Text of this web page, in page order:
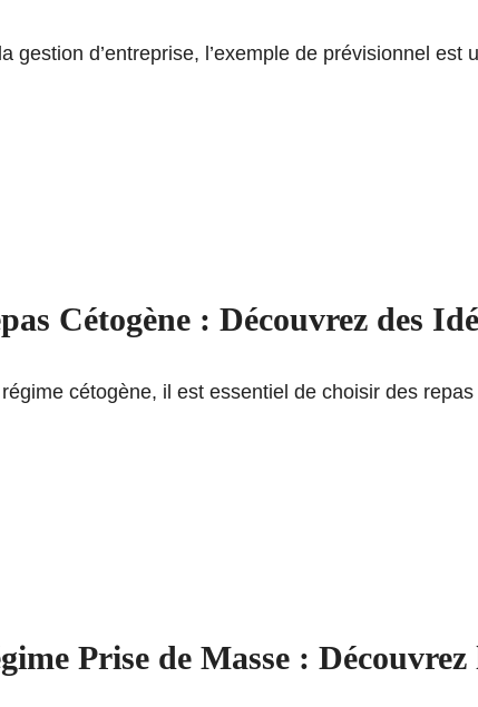
gestion d’entreprise, l’exemple de prévisionnel
Cétogène : Découvrez des
régime cétogène, il est essentiel de choisir des
Prise de Masse :